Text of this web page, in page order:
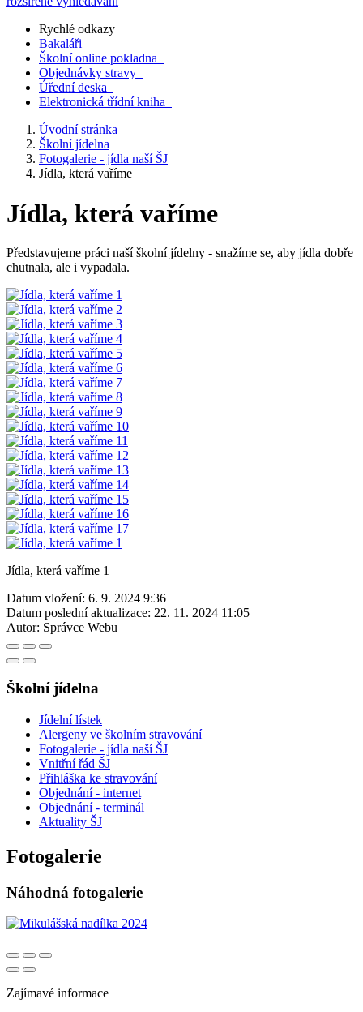
Rychlé odkazy
Bakaláři
Školní online pokladna
Objednávky stravy
Úřední deska
Elektronická třídní kniha
Úvodní stránka
Školní jídelna
Fotogalerie - jídla naší ŠJ
Jídla, která vaříme
Jídla, která vaříme
Představujeme práci naší školní jídelny - snažíme se, aby jídla dobře
chutnala, ale i vypadala.
Jídla, která vaříme 1
Datum vložení: 6. 9. 2024 9:36
Datum poslední aktualizace: 22. 11. 2024 11:05
Autor: Správce Webu
Školní jídelna
Jídelní lístek
Alergeny ve školním stravování
Fotogalerie - jídla naší ŠJ
Vnitřní řád ŠJ
Přihláška ke stravování
Objednání - internet
Objednání - terminál
Aktuality ŠJ
Fotogalerie
Náhodná fotogalerie
Zajímavé informace